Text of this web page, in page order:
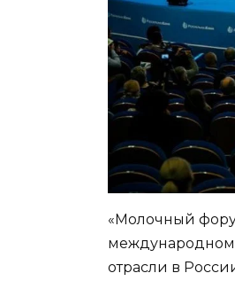
«Молочный
международном
отрасли в